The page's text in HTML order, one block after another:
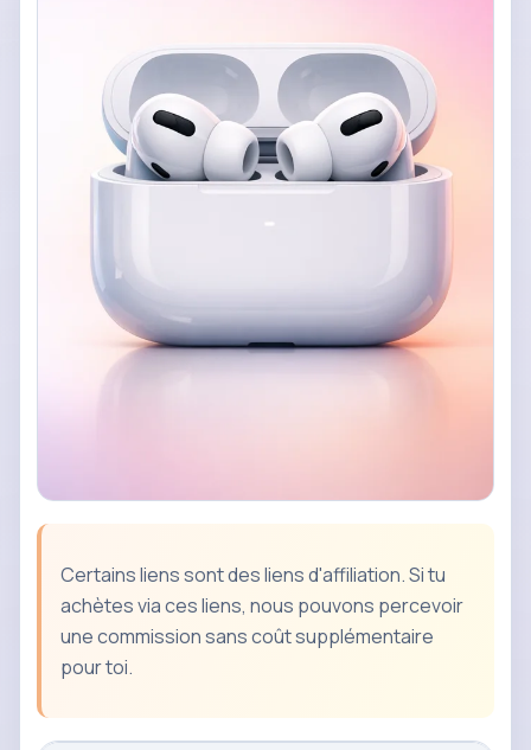
Certains liens sont des liens d'affiliation. Si tu
achètes via ces liens, nous pouvons percevoir
une commission sans coût supplémentaire
pour toi.